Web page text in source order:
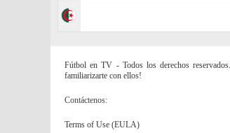
Fútbol en TV - Todos los derechos
familiarizarte con ellos!
Contáctenos:
Terms of Use (EULA)